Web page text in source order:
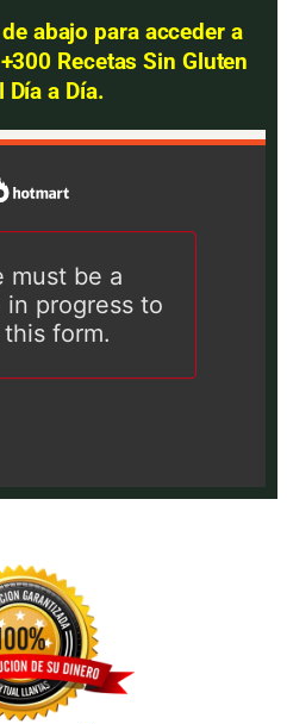
abajo para acceder a
Recetas Sin Gluten
Día a Día.